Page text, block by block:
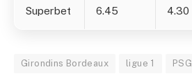
Superbet 6.45 4.30
Girondins Bordeaux ligue 1 PSG